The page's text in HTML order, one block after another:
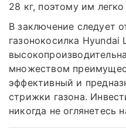
28 кг, поэтому им легко
В заключение следует
газонокосилка Hyundai
множеством
эффективный и
стрижки газона.
никогда не оглянетесь